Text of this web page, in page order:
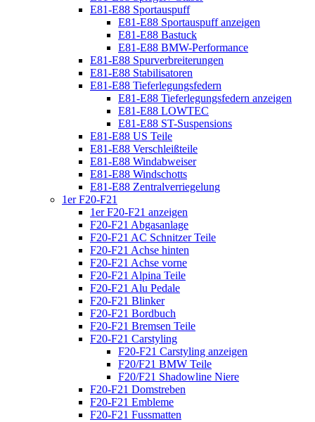
E81-E88 Sportauspuff
E81-E88 Sportauspuff anzeigen
E81-E88 Bastuck
E81-E88 BMW-Performance
E81-E88 Spurverbreiterungen
E81-E88 Stabilisatoren
E81-E88 Tieferlegungsfedern
E81-E88 Tieferlegungsfedern anzeigen
E81-E88 LOWTEC
E81-E88 ST-Suspensions
E81-E88 US Teile
E81-E88 Verschleißteile
E81-E88 Windabweiser
E81-E88 Windschotts
E81-E88 Zentralverriegelung
1er F20-F21
1er F20-F21 anzeigen
F20-F21 Abgasanlage
F20-F21 AC Schnitzer Teile
F20-F21 Achse hinten
F20-F21 Achse vorne
F20-F21 Alpina Teile
F20-F21 Alu Pedale
F20-F21 Blinker
F20-F21 Bordbuch
F20-F21 Bremsen Teile
F20-F21 Carstyling
F20-F21 Carstyling anzeigen
F20/F21 BMW Teile
F20/F21 Shadowline Niere
F20-F21 Domstreben
F20-F21 Embleme
F20-F21 Fussmatten